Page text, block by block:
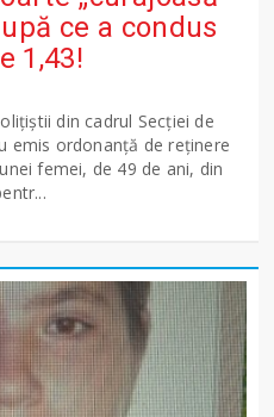
ce a condus
1,43!
din cadrul Secției de
emis ordonanță de reținere
femei, de 49 de ani, din